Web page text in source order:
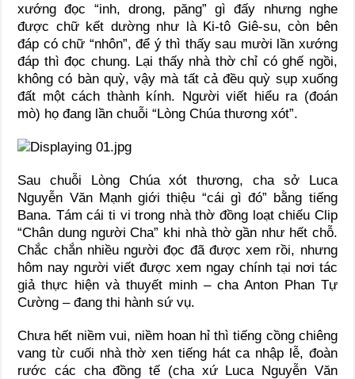
xướng đọc “inh, drong, păng” gì đấy nhưng nghe
được chữ kết dường như là Ki-tô Giê-su, còn bên
đáp có chữ “nhôn”, để ý thì thấy sau mười lần xướng
đáp thì đọc chung. Lại thấy nhà thờ chỉ có ghế ngồi,
không có bàn quỳ, vậy mà tất cả đều quỳ sụp xuống
đất một cách thành kính. Người viết hiểu ra (đoán
mò) họ đang lần chuỗi “Lòng Chúa thương xót”.
Sau chuỗi Lòng Chúa xót thương, cha sở Luca
Nguyễn Văn Mạnh giới thiệu “cái gì đó” bằng tiếng
Bana. Tám cái ti vi trong nhà thờ đồng loạt chiếu Clip
“Chân dung người Cha” khi nhà thờ gần như hết chỗ.
Chắc chắn nhiều người đọc đã được xem rồi, nhưng
hôm nay người viết được xem ngay chính tại nơi tác
giả thực hiện và thuyết minh – cha Anton Phan Tự
Cường – đang thi hành sứ vụ.
Chưa hết niềm vui, niềm hoan hỉ thì tiếng cồng chiêng
vang từ cuối nhà thờ xen tiếng hát ca nhập lễ, đoàn
rước các cha đồng tế (cha xứ Luca Nguyễn Văn